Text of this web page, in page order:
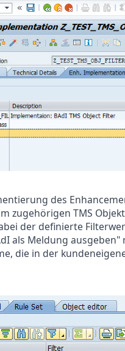
des
zugehörigen TMS
der definierte
als Meldung
die in der